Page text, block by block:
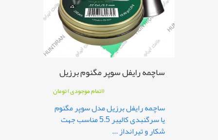
ساچمه رایفل سوپر مگنوم برزیل
(اتمام موجودی)تومان
ساچمه رایفل برزیل مدل سوپر مگنوم
یا سرگنبدی کالیبر 5.5 مناسب جهت
شکار و تیرانداز ...